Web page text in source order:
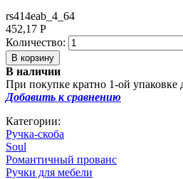
rs414eab_4_64
452,17 Р
Количество:
В наличии
При покупке кратно 1-ой упаковке
Добавить к сравнению
Категории:
Ручка-скоба
Soul
Романтичный прованс
Ручки для мебели